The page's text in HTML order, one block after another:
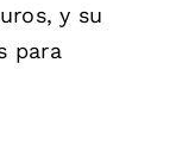
y su
para